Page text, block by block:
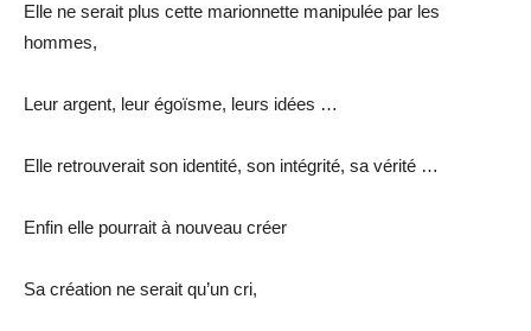
Elle ne serait plus cette marionnette manipulée par les
hommes,
Leur argent, leur égoïsme, leurs idées …
Elle retrouverait son identité, son intégrité, sa vérité …
Enfin elle pourrait à nouveau créer
Sa création ne serait qu’un cri,